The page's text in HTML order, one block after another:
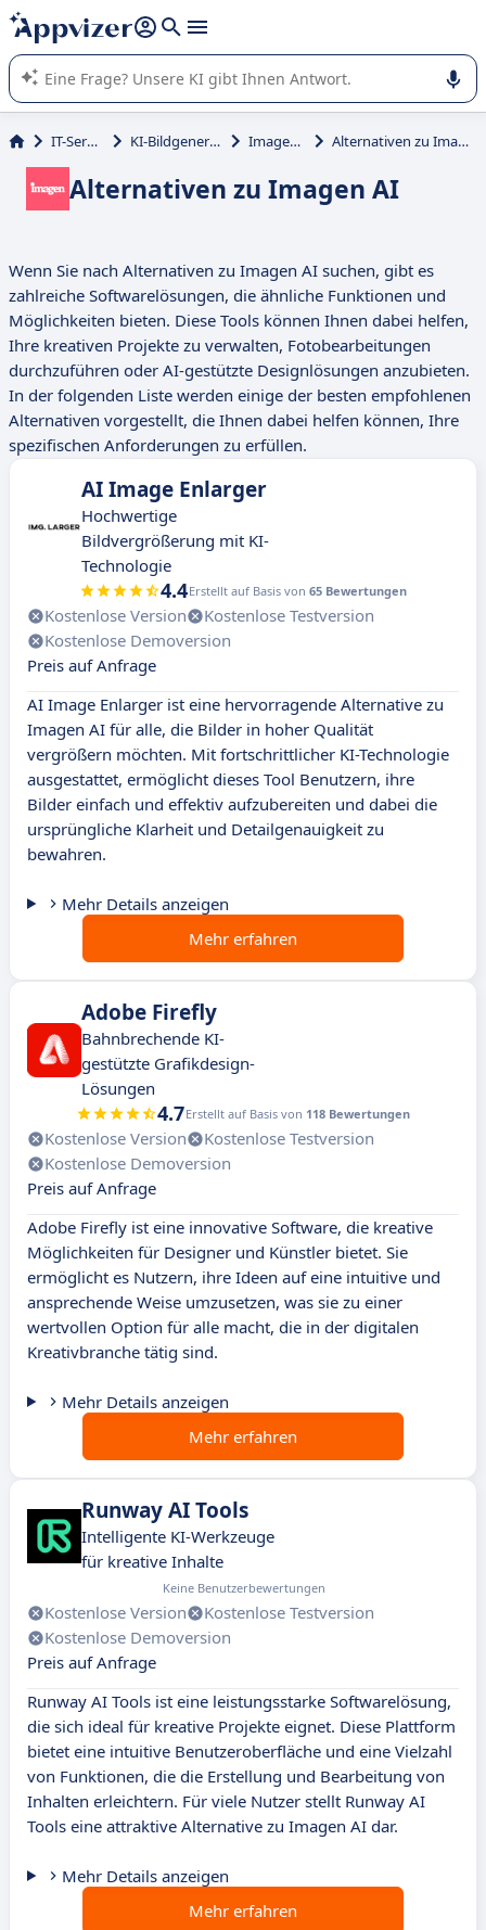
beantworten (mehrere Zeilen mit
Die KI von Appvizer führt Sie bei der Nutzung oder Auswahl
von SaaS-Software in Unternehmen.
IT-Service KI-Bildgenerator Imagen AI Alternativen zu Imagen AI
Alternativen zu Imagen AI
Wenn Sie nach Alternativen zu Imagen AI suchen, gibt es
zahlreiche Softwarelösungen, die ähnliche Funktionen und
Möglichkeiten bieten. Diese Tools können Ihnen dabei helfen,
Ihre kreativen Projekte zu verwalten, Fotobearbeitungen
durchzuführen oder AI-gestützte Designlösungen anzubieten.
In der folgenden Liste werden einige der besten empfohlenen
Alternativen vorgestellt, die Ihnen dabei helfen können, Ihre
spezifischen Anforderungen zu erfüllen.
AI Image Enlarger
Hochwertige
Bildvergrößerung mit KI-
Technologie
4.4Erstellt auf Basis von 65 Bewertungen
Kostenlose Version
Kostenlose Testversion
Kostenlose Demoversion
Preis auf Anfrage
AI Image Enlarger ist eine hervorragende Alternative zu
Imagen AI für alle, die Bilder in hoher Qualität
vergrößern möchten. Mit fortschrittlicher KI-Technologie
ausgestattet, ermöglicht dieses Tool Benutzern, ihre
Bilder einfach und effektiv aufzubereiten und dabei die
ursprüngliche Klarheit und Detailgenauigkeit zu
bewahren.
Mehr Details anzeigen
Mehr erfahren
Adobe Firefly
Bahnbrechende KI-
gestützte Grafikdesign-
Lösungen
4.7Erstellt auf Basis von 118 Bewertungen
Kostenlose Version
Kostenlose Testversion
Kostenlose Demoversion
Preis auf Anfrage
Adobe Firefly ist eine innovative Software, die kreative
Möglichkeiten für Designer und Künstler bietet. Sie
ermöglicht es Nutzern, ihre Ideen auf eine intuitive und
ansprechende Weise umzusetzen, was sie zu einer
wertvollen Option für alle macht, die in der digitalen
Kreativbranche tätig sind.
Mehr Details anzeigen
Mehr erfahren
Runway AI Tools
Intelligente KI-Werkzeuge
für kreative Inhalte
Keine Benutzerbewertungen
Kostenlose Version
Kostenlose Testversion
Kostenlose Demoversion
Preis auf Anfrage
Runway AI Tools ist eine leistungsstarke Softwarelösung,
die sich ideal für kreative Projekte eignet. Diese Plattform
bietet eine intuitive Benutzeroberfläche und eine Vielzahl
von Funktionen, die die Erstellung und Bearbeitung von
Inhalten erleichtern. Für viele Nutzer stellt Runway AI
Tools eine attraktive Alternative zu Imagen AI dar.
Mehr Details anzeigen
Mehr erfahren